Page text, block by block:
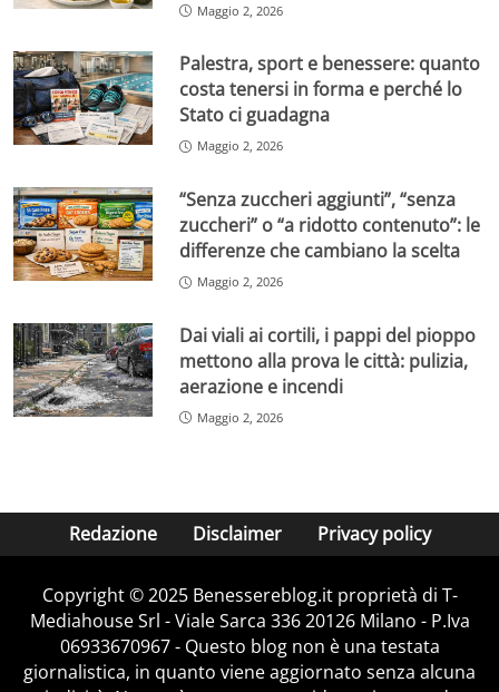
Maggio 2, 2026
Palestra, sport e benessere: quanto
costa tenersi in forma e perché lo
Stato ci guadagna
Maggio 2, 2026
“Senza zuccheri aggiunti”, “senza
zuccheri” o “a ridotto contenuto”: le
differenze che cambiano la scelta
Maggio 2, 2026
Dai viali ai cortili, i pappi del pioppo
mettono alla prova le città: pulizia,
aerazione e incendi
Maggio 2, 2026
Redazione Disclaimer Privacy policy
Copyright © 2025 Benessereblog.it proprietà di T-
Mediahouse Srl - Viale Sarca 336 20126 Milano - P.Iva
06933670967 - Questo blog non è una testata
giornalistica, in quanto viene aggiornato senza alcuna